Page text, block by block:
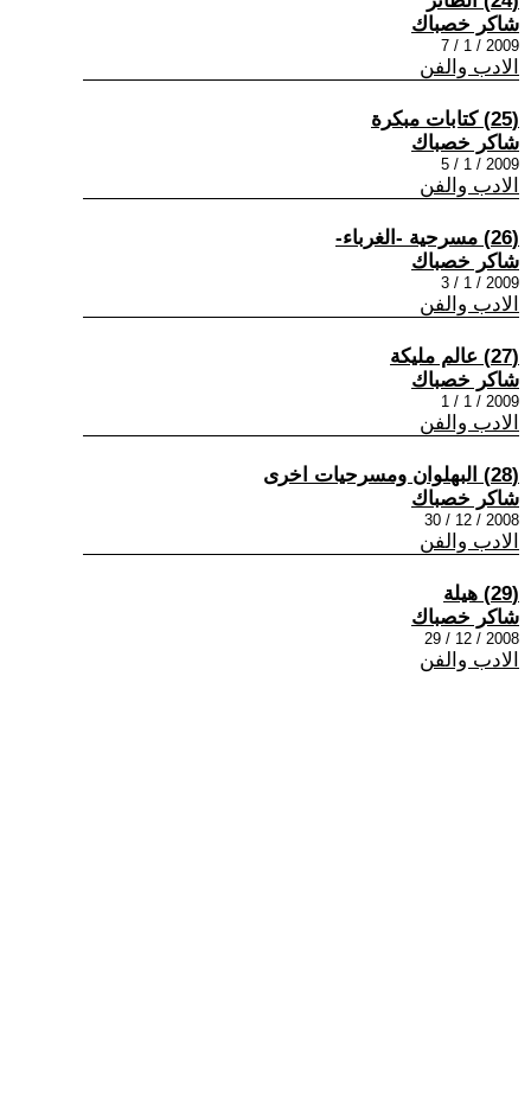
شاكر خصباك
2009 / 1 / 7
الادب والفن
(25) كتابات مبكرة
شاكر خصباك
2009 / 1 / 5
الادب والفن
(26) مسرحية -الغرباء-
شاكر خصباك
2009 / 1 / 3
الادب والفن
(27) عالم مليكة
شاكر خصباك
2009 / 1 / 1
الادب والفن
(28) البهلوان ومسرحيات اخرى
شاكر خصباك
2008 / 12 / 30
الادب والفن
(29) هيلة
شاكر خصباك
2008 / 12 / 29
الادب والفن